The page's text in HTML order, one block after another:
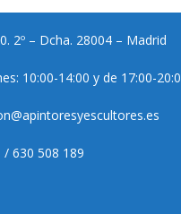
2º – Dcha. 28004 – Madrid
10:00-14:00 y de 17:00-
/ 630 508 189